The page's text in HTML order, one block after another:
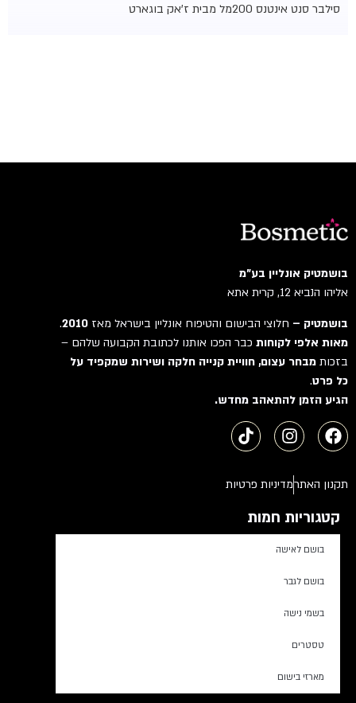
סילבר סנט אינטנס 200מל מבית ז'אק בוגארט
בושמטיק אונליין בע"מ
אליהו הנביא 12, קרית אתא
בושמטיק –חלוצי הבישום והטיפוח אונליין בישראל מאז2010
.
מאות אלפי לקוחותכבר הפכו אותנו לכתובת הקבועה שלהם –
בזכותמבחר עצום, חוויית קנייה חלקה ושירות שמקפיד על
כל פרט.
הגיע הזמן להתאהב מחדש.
תקנון האתרמדיניות פרטיות
קטגוריות חמות
בושם לאישה
בושם לגבר
בשמי נישה
טסטרים
מארזי בישום